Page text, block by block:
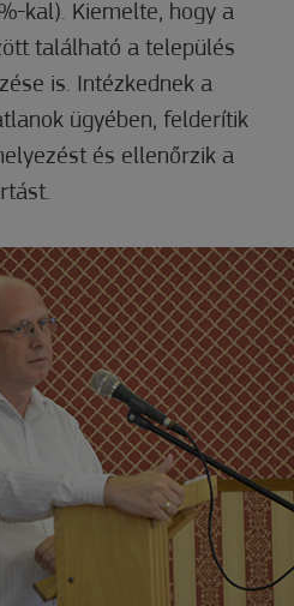
kal). Kiemelte, hogy a
található a település
is. Intézkednek a
ügyében, felderítik
és ellenőrzik a